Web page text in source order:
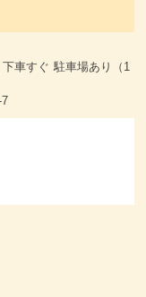
車すぐ 駐車場あり（1